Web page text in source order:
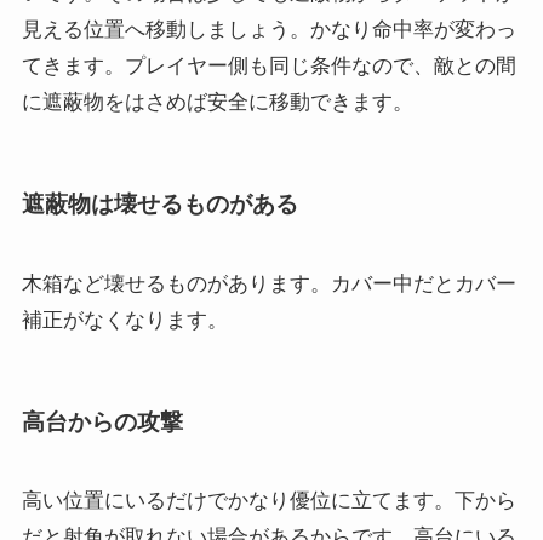
見える位置へ移動しましょう。かなり命中率が変わっ
てきます。プレイヤー側も同じ条件なので、敵との間
に遮蔽物をはさめば安全に移動できます。
遮蔽物は壊せるものがある
木箱など壊せるものがあります。カバー中だとカバー
補正がなくなります。
高台からの攻撃
高い位置にいるだけでかなり優位に立てます。下から